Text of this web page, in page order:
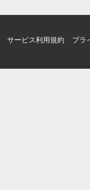
サービス利用規約 プラ